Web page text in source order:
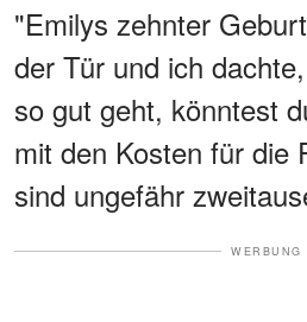
"Emilys zehnter
der Tür und ich
so gut geht, könntest
mit den Kosten für die
sind ungefähr
WERBUNG